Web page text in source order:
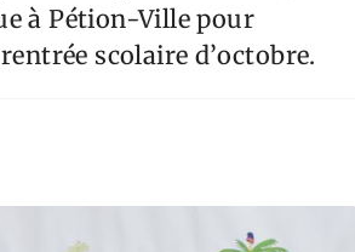
à Pétion-Ville pour
scolaire d’octobre.